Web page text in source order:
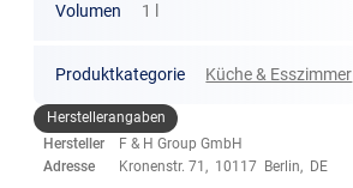
Volumen 1 l
Produktkategorie Küche & Esszimmer
Herstellerangaben
Hersteller
F & H Group GmbH
Adresse
Kronenstr. 71, 10117 Berlin, DE